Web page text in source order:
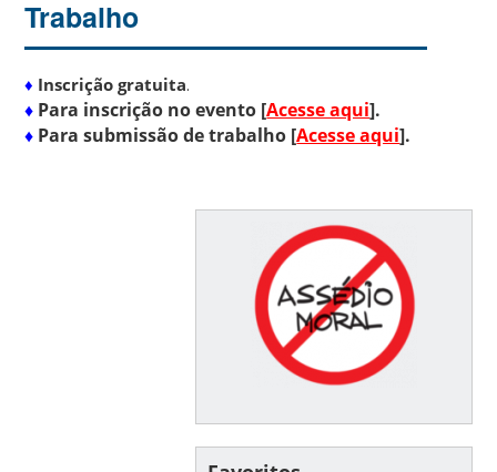
Trabalho
♦ Inscrição gratuita.
♦ Para inscrição no evento [Acesse aqui].
♦ Para submissão de trabalho [Acesse aqui].